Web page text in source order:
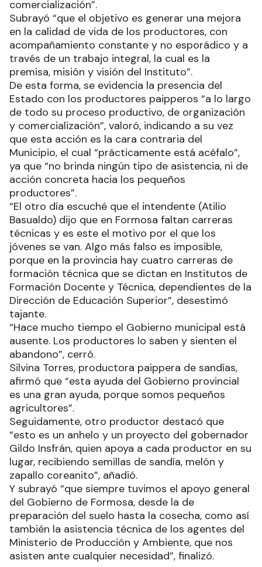
comercialización”.
Subrayó “que el objetivo es generar una mejora
en la calidad de vida de los productores, con
acompañamiento constante y no esporádico y a
través de un trabajo integral, la cual es la
premisa, misión y visión del Instituto”.
De esta forma, se evidencia la presencia del
Estado con los productores paipperos “a lo largo
de todo su proceso productivo, de organización
y comercialización”, valoró, indicando a su vez
que esta acción es la cara contraria del
Municipio, el cual “prácticamente está acéfalo”,
ya que “no brinda ningún tipo de asistencia, ni de
acción concreta hacia los pequeños
productores”.
“El otro día escuché que el intendente (Atilio
Basualdo) dijo que en Formosa faltan carreras
técnicas y es este el motivo por el que los
jóvenes se van. Algo más falso es imposible,
porque en la provincia hay cuatro carreras de
formación técnica que se dictan en Institutos de
Formación Docente y Técnica, dependientes de la
Dirección de Educación Superior”, desestimó
tajante.
“Hace mucho tiempo el Gobierno municipal está
ausente. Los productores lo saben y sienten el
abandono”, cerró.
Silvina Torres, productora paippera de sandías,
afirmó que “esta ayuda del Gobierno provincial
es una gran ayuda, porque somos pequeños
agricultores”.
Seguidamente, otro productor destacó que
“esto es un anhelo y un proyecto del gobernador
Gildo Insfrán, quien apoya a cada productor en su
lugar, recibiendo semillas de sandía, melón y
zapallo coreanito”, añadió.
Y subrayó “que siempre tuvimos el apoyo general
del Gobierno de Formosa, desde la de
preparación del suelo hasta la cosecha, como así
también la asistencia técnica de los agentes del
Ministerio de Producción y Ambiente, que nos
asisten ante cualquier necesidad”, finalizó.